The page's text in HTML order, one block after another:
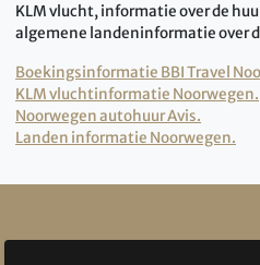
KLM vlucht, informatie over de
algemene landeninformatie over
Boekingsinformatie BBI Travel
KLM vluchtinformatie Noorwegen.
Noorwegen autohuur Avis.
Landen informatie Noorwegen.